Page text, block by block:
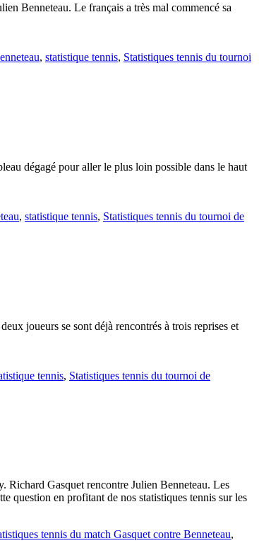
Benneteau. Le français a très mal commencé sa
, statistique tennis, Statistiques tennis du tournoi
dégagé pour aller le plus loin possible dans le haut
, statistique tennis, Statistiques tennis du tournoi de
joueurs se sont déjà rencontrés à trois reprises et
tennis, Statistiques tennis du tournoi de
Richard Gasquet rencontre Julien Benneteau. Les
question en profitant de nos statistiques tennis sur les
tennis du match Gasquet contre Benneteau,